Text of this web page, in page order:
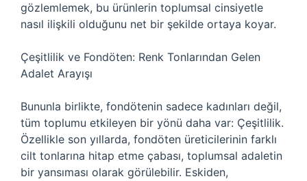
gözlemlemek, bu ürünlerin toplumsal cinsiyetle
nasıl ilişkili olduğunu net bir şekilde ortaya koyar.
Çeşitlilik ve Fondöten: Renk Tonlarından Gelen
Adalet Arayışı
Bununla birlikte, fondötenin sadece kadınları değil,
tüm toplumu etkileyen bir yönü daha var: Çeşitlilik.
Özellikle son yıllarda, fondöten üreticilerinin farklı
cilt tonlarına hitap etme çabası, toplumsal adaletin
bir yansıması olarak görülebilir. Eskiden,